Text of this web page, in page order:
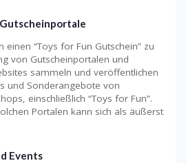
einen “Toys for Fun Gutschein” zu
von Gutscheinportalen und
sammeln und veröffentlichen
und Sonderangebote von
einschließlich “Toys for Fun”.
Portalen kann sich als äußerst
Events